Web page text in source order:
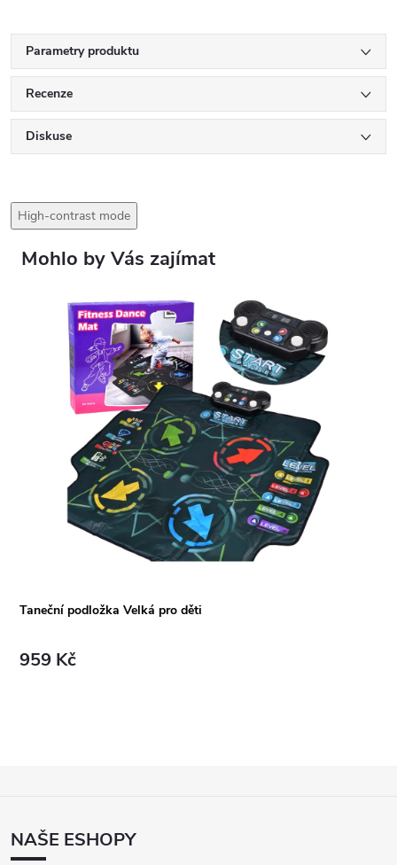
Parametry produktu
Recenze
Diskuse
High-contrast mode
Taneční podložka Velká pro děti
959 Kč
ANAŠE ESHOPY